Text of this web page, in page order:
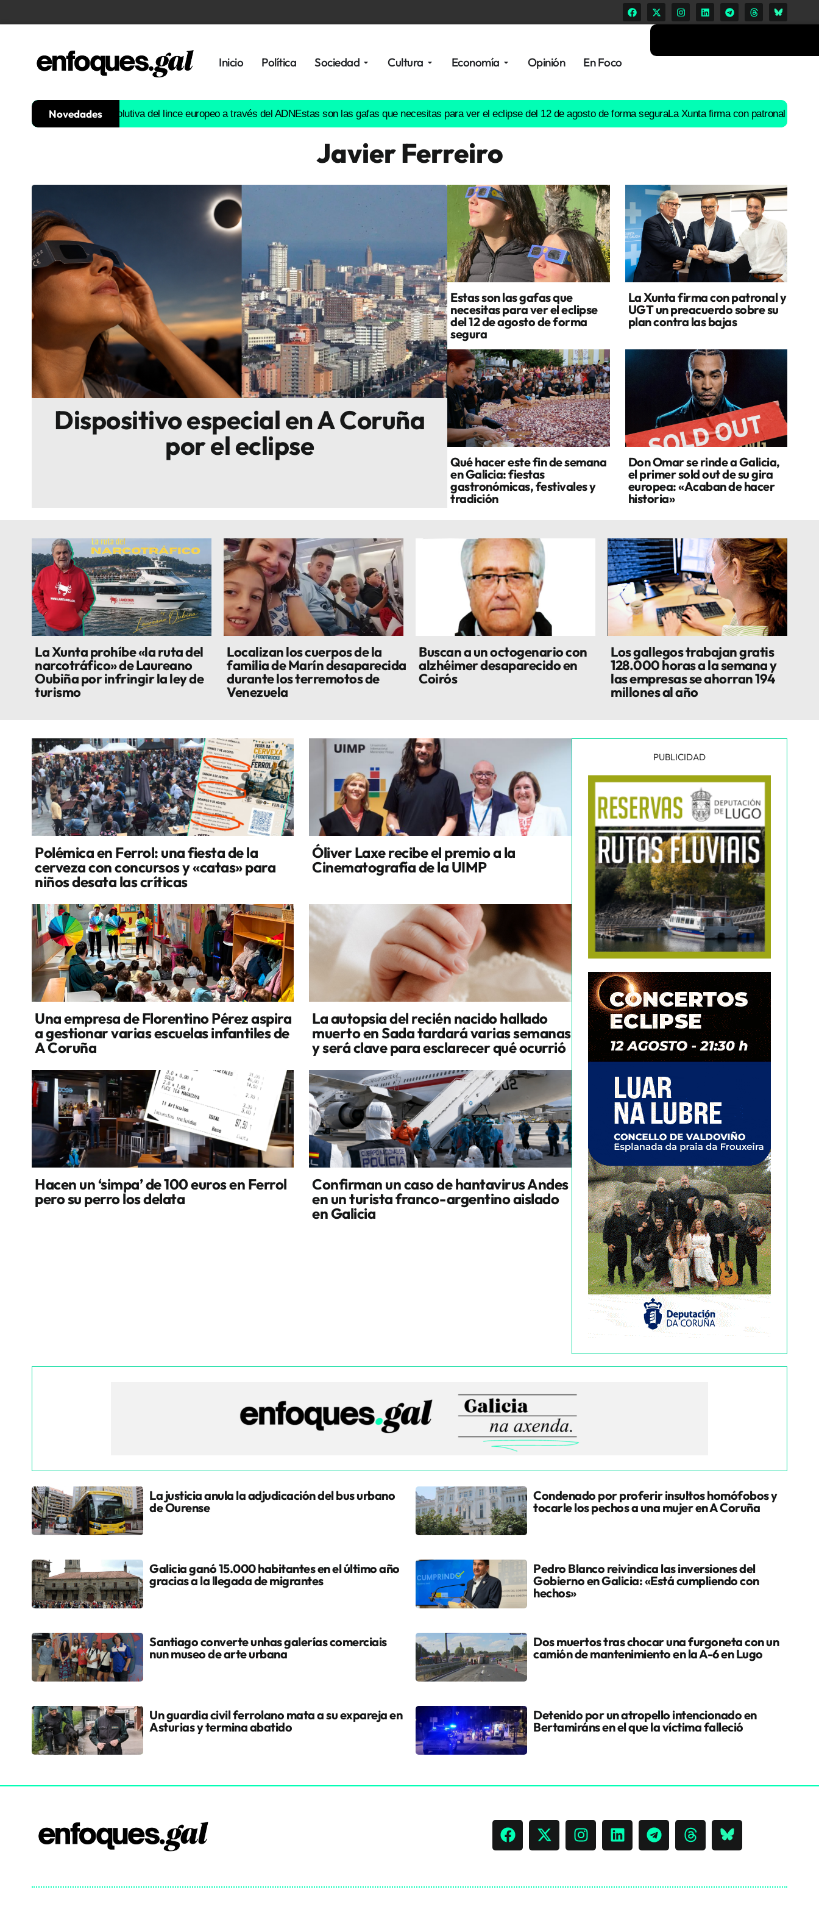
Inicio Política Sociedad Cultura Economía Opinión En Foco
Histórica
Gastronomía
Escenarios
Novedades
la historia evolutiva del lince europeo a través del ADN Estas son las gafas que necesitas para ver el eclipse del 12 de agosto de forma seguraLa Xunta firma con patronal y UGT un
Javier Ferreiro
Dispositivo especial en A Coruña
por el eclipse
Estas son las gafas que
necesitas para ver el eclipse
del 12 de agosto de forma
segura
La Xunta firma con patronal y
UGT un preacuerdo sobre su
plan contra las bajas
Qué hacer este fin de semana
en Galicia: fiestas
gastronómicas, festivales y
tradición
Don Omar se rinde a Galicia,
el primer sold out de su gira
europea: «Acaban de hacer
historia»
La Xunta prohíbe «la ruta del
narcotráfico» de Laureano
Oubiña por infringir la ley de
turismo
Localizan los cuerpos de la
familia de Marín desaparecida
durante los terremotos de
Venezuela
Buscan a un octogenario con
alzhéimer desaparecido en
Coirós
Los gallegos trabajan gratis
128.000 horas a la semana y
las empresas se ahorran 194
millones al año
Polémica en Ferrol: una fiesta de la
cerveza con concursos y «catas» para
niños desata las críticas
Óliver Laxe recibe el premio a la
Cinematografía de la UIMP
Una empresa de Florentino Pérez aspira
a gestionar varias escuelas infantiles de
A Coruña
La autopsia del recién nacido hallado
muerto en Sada tardará varias semanas
y será clave para esclarecer qué ocurrió
Hacen un ‘simpa’ de 100 euros en Ferrol
pero su perro los delata
Confirman un caso de hantavirus Andes
en un turista franco-argentino aislado
en Galicia
PUBLICIDAD
La justicia anula la adjudicación del bus urbano
de Ourense
Condenado por proferir insultos homófobos y
tocarle los pechos a una mujer en A Coruña
Galicia ganó 15.000 habitantes en el último año
gracias a la llegada de migrantes
Pedro Blanco reivindica las inversiones del
Gobierno en Galicia: «Está cumpliendo con
hechos»
Santiago converte unhas galerías comerciais
nun museo de arte urbana
Dos muertos tras chocar una furgoneta con un
camión de mantenimiento en la A-6 en Lugo
Un guardia civil ferrolano mata a su expareja en
Asturias y termina abatido
Detenido por un atropello intencionado en
Bertamiráns en el que la víctima falleció